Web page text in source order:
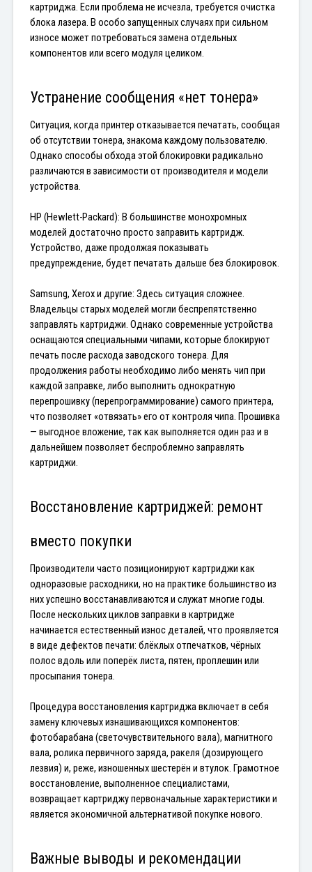
картриджа. Если проблема не исчезла, требуется очистка
блока лазера. В особо запущенных случаях при сильном
износе может потребоваться замена отдельных
компонентов или всего модуля целиком.
Устранение сообщения «нет тонера»
Ситуация, когда принтер отказывается печатать, сообщая
об отсутствии тонера, знакома каждому пользователю.
Однако способы обхода этой блокировки радикально
различаются в зависимости от производителя и модели
устройства.
HP (Hewlett-Packard): В большинстве монохромных
моделей достаточно просто заправить картридж.
Устройство, даже продолжая показывать
предупреждение, будет печатать дальше без блокировок.
Samsung, Xerox и другие: Здесь ситуация сложнее.
Владельцы старых моделей могли беспрепятственно
заправлять картриджи. Однако современные устройства
оснащаются специальными чипами, которые блокируют
печать после расхода заводского тонера. Для
продолжения работы необходимо либо менять чип при
каждой заправке, либо выполнить однократную
перепрошивку (перепрограммирование) самого принтера,
что позволяет «отвязать» его от контроля чипа. Прошивка
— выгодное вложение, так как выполняется один раз и в
дальнейшем позволяет беспроблемно заправлять
картриджи.
Восстановление картриджей: ремонт
вместо покупки
Производители часто позиционируют картриджи как
одноразовые расходники, но на практике большинство из
них успешно восстанавливаются и служат многие годы.
После нескольких циклов заправки в картридже
начинается естественный износ деталей, что проявляется
в виде дефектов печати: блёклых отпечатков, чёрных
полос вдоль или поперёк листа, пятен, проплешин или
просыпания тонера.
Процедура восстановления картриджа включает в себя
замену ключевых изнашивающихся компонентов:
фотобарабана (светочувствительного вала), магнитного
вала, ролика первичного заряда, ракеля (дозирующего
лезвия) и, реже, изношенных шестерён и втулок. Грамотное
восстановление, выполненное специалистами,
возвращает картриджу первоначальные характеристики и
является экономичной альтернативой покупке нового.
Важные выводы и рекомендации